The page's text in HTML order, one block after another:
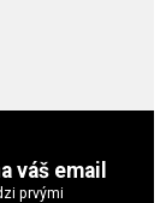
váš email
prvými